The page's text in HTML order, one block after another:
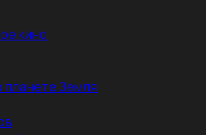
кино
планете Земля